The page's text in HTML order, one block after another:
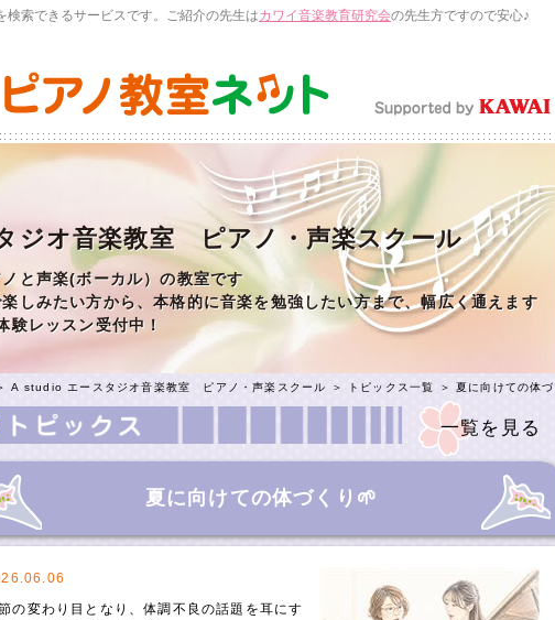
検索できるサービスです。ご紹介の先生はカワイ音楽教育研究会の先生方ですので安心♪
ジオ音楽教室 ピアノ・声楽スクール
と声楽(ボーカル）の教室です
しみたい方から、本格的に音楽を勉強したい方まで、幅広く通えます
験レッスン受付中！
A studio エースタジオ音楽教室 ピアノ・声楽スクール ＞ トピックス一覧
＞ 夏に向けての体づ
一覧を見る
夏に向けての体づくり🌱
の変わり目となり、体調不良の話題を耳にす